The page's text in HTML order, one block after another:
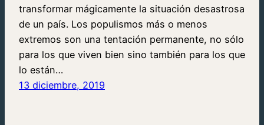
transformar mágicamente la situación desastrosa
de un país. Los populismos más o menos
extremos son una tentación permanente, no sólo
para los que viven bien sino también para los que
lo están…
13 diciembre, 2019